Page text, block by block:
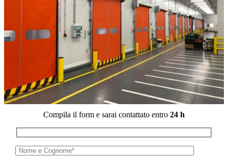
Compila il form e sarai contattato entro 24 h